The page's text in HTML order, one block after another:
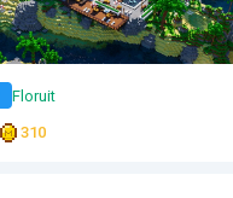
Floruit
310